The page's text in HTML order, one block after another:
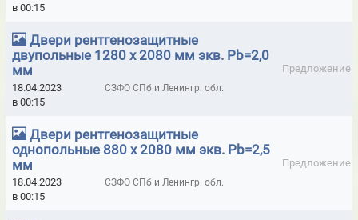
ПЕНА МОНТАЖНАЯ LOCTITE
ПЕНА МОНТАЖНАЯ PROFFLEX
ПЕНА МОНТАЖНАЯ ТЕХНОНИКОЛЬ
ПЕНЫ МОНТАЖНЫЕ DEN BRAVEN
ПЕНЫ МОНТАЖНЫЕ FOME PRO
ПЕНЫ МОНТАЖНЫЕ MAKROFIX
ПЕНЫ МОНТАЖНЫЕ RAPID
ПЕНЫ МОНТАЖНЫЕ SOUDAL
ПЕНЫ МОНТАЖНЫЕ TREMCO ILLBRUCK
в 00:15
Двери рентгенозащитные
двупольные 1280 х 2080 мм экв. Pb=2,0
мм
Предложение
18.04.2023
в 00:15
СЗФО СПб и Ленингр. обл.
Двери рентгенозащитные
однопольные 880 х 2080 мм экв. Pb=2,5
мм
Предложение
18.04.2023
в 00:15
СЗФО СПб и Ленингр. обл.